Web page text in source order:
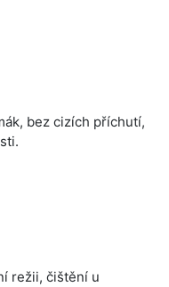
bez cizích příchutí,
režii, čištění u